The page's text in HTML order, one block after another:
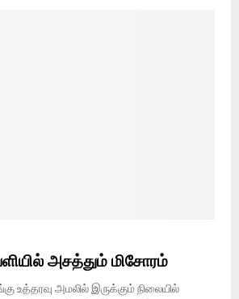
அசத்தும் மிசோரம்
உத்தரவு அமலில் இருக்கும் நிலையில்